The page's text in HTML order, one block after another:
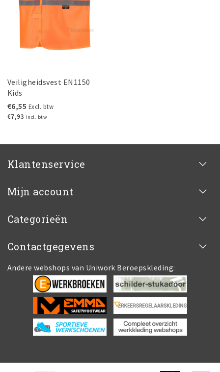
Veiligheidsvest EN1150
Kids
€6,55 Excl. btw
€7,93 Incl. btw
Klantenservice
Mijn account
Categorieën
Contactgegevens
Andere webshops van Uniwork Beroepskleding: